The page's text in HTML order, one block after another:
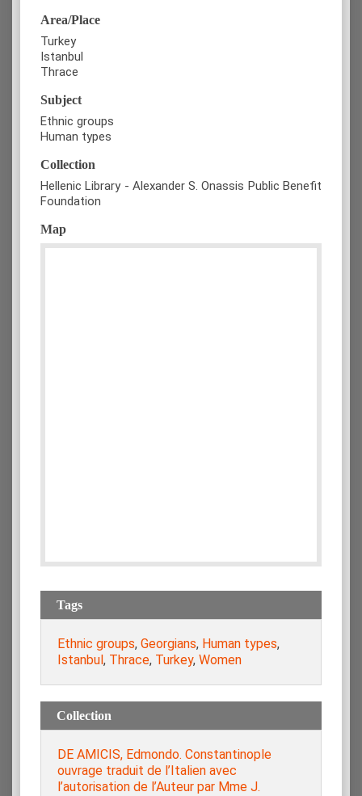
Area/Place
Turkey
Istanbul
Thrace
Subject
Ethnic groups
Human types
Collection
Hellenic Library - Alexander S. Onassis Public Benefit
Foundation
Map
Tags
Ethnic groups, Georgians, Human types,
Istanbul, Thrace, Turkey, Women
Collection
DE AMICIS, Edmondo. Constantinople
ouvrage traduit de l’Italien avec
l’autorisation de l’Auteur par Mme J.